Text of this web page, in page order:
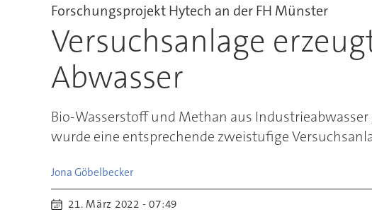
Forschungsprojekt Hytech an der FH Münster
Versuchsanlage
Abwasser
Bio-Wasserstoff und Methan aus
wurde eine entsprechende zweistufige
Jona Göbelbecker
21. März 2022 - 07:49